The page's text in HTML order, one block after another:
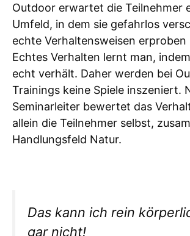
Outdoor erwartet die Teilnehmer
Umfeld, in dem sie gefahrlos
echte Verhaltensweisen erproben
Echtes Verhalten lernt man,
echt verhält. Daher werden bei
Trainings keine Spiele inszeniert.
Seminarleiter bewertet das
allein die Teilnehmer selbst,
Handlungsfeld Natur.
Das kann ich rein
gar nicht!